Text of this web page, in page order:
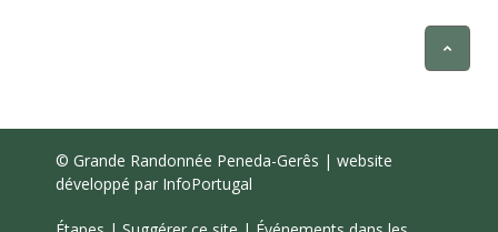
© Grande Randonnée Peneda-Gerês | website
développé par InfoPortugal